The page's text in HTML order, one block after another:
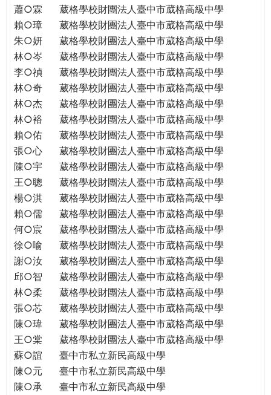
蕭○霖
葳格學校財團法人臺中市葳格高級中學
賴○璋
葳格學校財團法人臺中市葳格高級中學
朱○妍
葳格學校財團法人臺中市葳格高級中學
林○岑
葳格學校財團法人臺中市葳格高級中學
李○禎
葳格學校財團法人臺中市葳格高級中學
林○奇
葳格學校財團法人臺中市葳格高級中學
林○杰
葳格學校財團法人臺中市葳格高級中學
林○裕
葳格學校財團法人臺中市葳格高級中學
賴○佑
葳格學校財團法人臺中市葳格高級中學
張○心
葳格學校財團法人臺中市葳格高級中學
陳○宇
葳格學校財團法人臺中市葳格高級中學
王○聰
葳格學校財團法人臺中市葳格高級中學
楊○淇
葳格學校財團法人臺中市葳格高級中學
賴○儒
葳格學校財團法人臺中市葳格高級中學
何○宸
葳格學校財團法人臺中市葳格高級中學
徐○喻
葳格學校財團法人臺中市葳格高級中學
謝○汝
葳格學校財團法人臺中市葳格高級中學
邱○智
葳格學校財團法人臺中市葳格高級中學
林○柔
葳格學校財團法人臺中市葳格高級中學
張○芯
葳格學校財團法人臺中市葳格高級中學
陳○瑋
葳格學校財團法人臺中市葳格高級中學
王○棠
葳格學校財團法人臺中市葳格高級中學
蘇○誼
臺中市私立新民高級中學
陳○元
臺中市私立新民高級中學
陳○承
臺中市私立新民高級中學